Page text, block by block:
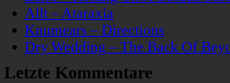
Allt – Ataraxia
Knumears – Directions
Dry Wedding – The Back Of
Letzte Kommentare